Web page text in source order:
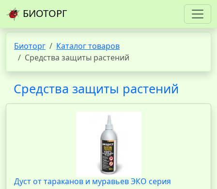
БИОТОРГ
Биоторг
Каталог товаров
Средства защиты растений
Средства защиты растений
Дуст от тараканов и муравьев ЭКО серия